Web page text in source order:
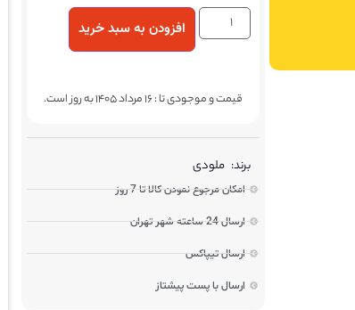
افزودن به سبد خرید
قیمت و موجودی تا : 16 مرداد 1405 به روز است.
برند: ملودی
امکان مرجوع نمودن کالا تا 7 روز
ارسال 24 ساعته شهر تهران
ارسال تیپاکس
ارسال با پست پیشتاز